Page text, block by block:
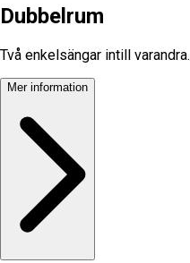
Dubbelrum
Två enkelsängar intill varandra.
Mer information